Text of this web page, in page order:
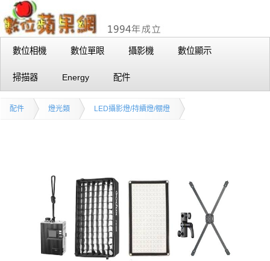
數位相機 數位單眼 攝影機 數位顯示
掃描器 Energy 配件
配件 燈光類 LED攝影燈/持續燈/棚燈